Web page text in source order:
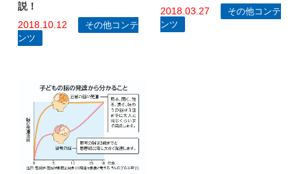
説！
2018.10.12
その他コンテ
ンツ
2018.03.27
その他コンテ
ンツ